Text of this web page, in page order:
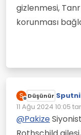
gizlenmesi,
korunması
S
Çevrimdışı
Düşünür
11 Ağu 2024 10:05
Son düzenleyen:
@Pakize